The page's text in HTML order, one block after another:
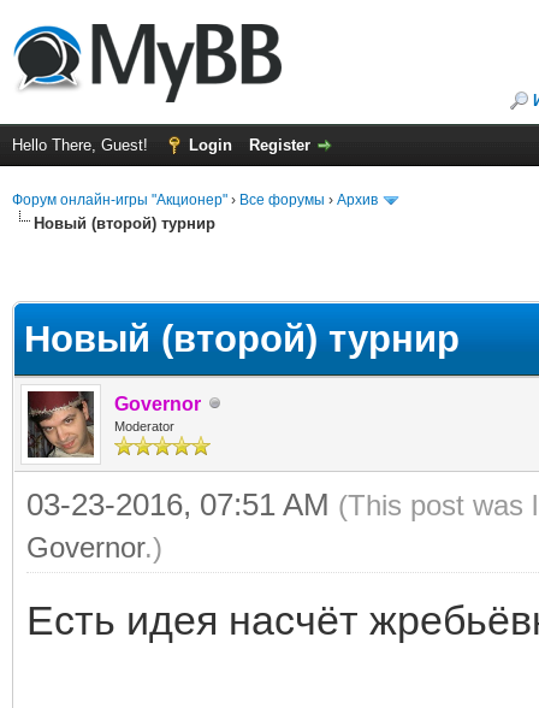
Hello There, Guest! Login Register
Форум онлайн-игры "Акционер" › Все форумы › Архив
Новый (второй) турнир
Новый (второй) турнир
Governor
Moderator
03-23-2016, 07:51 AM (This post was
Governor.)
Есть идея насчёт